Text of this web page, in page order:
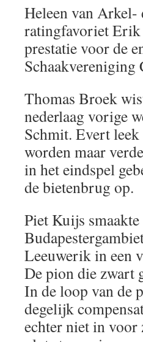
Heleen van Arkel-
ratingfavoriet Erik
prestatie voor de
Thomas Broek
nederlaag vorige
Schmit. Evert
worden maar
in het eindspel
de bietenbrug op.
Piet Kuijs
Leeuwerik in een
De pion die zwart
In de loop van de
degelijk
echter niet in voor